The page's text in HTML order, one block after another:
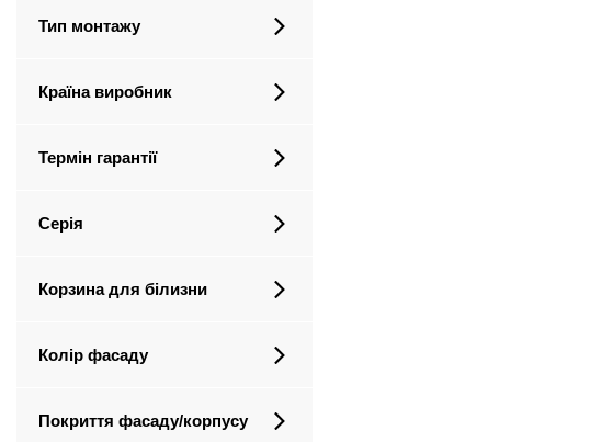
Тип монтажу
Країна виробник
Термін гарантії
Серія
Корзина для білизни
Колір фасаду
Покриття фасаду/корпусу